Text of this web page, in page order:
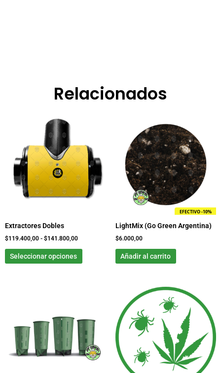
Relacionados
Extractores Dobles
$119.400,00 - $141.800,00
$119.400,00
$141.800,00
Seleccionar opciones
múltiples
variantes.
Las
opciones
se
página
EFECTIVO -10%
LightMix (Go Green Argentina)
$6.000,00
Añadir al carrito
$5.600,00
hasta
$57.800,00
múltiples
variantes.
Las
opciones